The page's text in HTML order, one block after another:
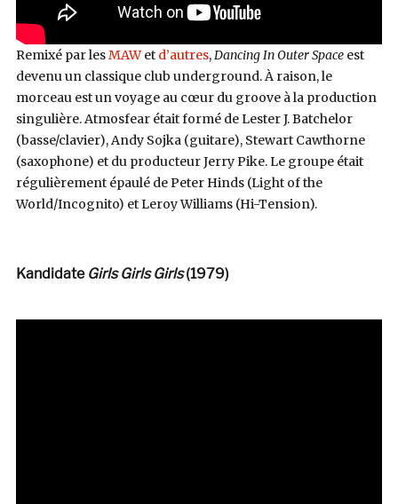
Remixé par lesMAWet d’autres,Dancing In Outer Space est
devenu un classique club underground. À raison, le
morceau est un voyage au cœur du groove à la production
singulière. Atmosfear était formé de Lester J. Batchelor
(basse/clavier), Andy Sojka (guitare), Stewart Cawthorne
(saxophone) et du producteur Jerry Pike. Le groupe était
régulièrement épaulé de Peter Hinds (Light of the
World/Incognito) et Leroy Williams (Hi-Tension).
Kandidate Girls Girls Girls(1979)